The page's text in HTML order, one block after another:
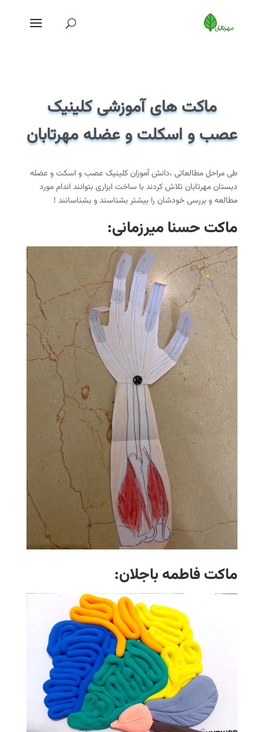
ماکت های آموزشی کلینیک
عصب و اسکلت و عضله مهرتابان
طی مراحل مطالعاتی ،دانش آموزان کلینیک عصب و اسکت و عضله
دبستان مهرتابان تلاش کردند با ساخت ابزاری بتوانند اندام مورد
مطالعه و بررسی خودشان را بیشتر بشناسند و بشناسانند !
ماکت حسنا میرزمانی:
ماکت فاطمه باجلان: